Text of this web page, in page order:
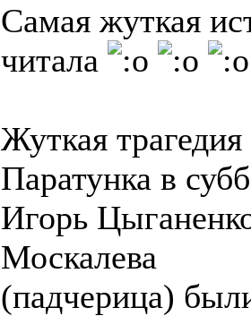
Самая жуткая
читала
Жуткая
Паратунка в
Игорь
Москалева
(падчерица)